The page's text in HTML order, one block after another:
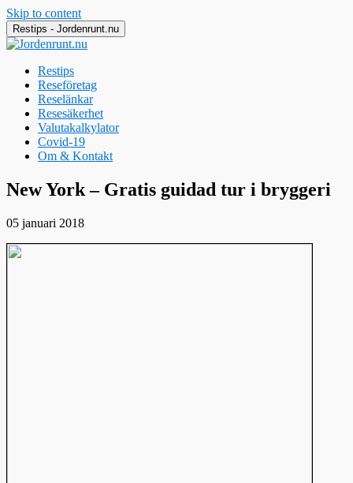
Skip to content
Restips - Jordenrunt.nu
Restips
Reseföretag
Reselänkar
Resesäkerhet
Valutakalkylator
Covid-19
Om & Kontakt
Jordenrunt.nu
Tusen Restips från hela världen
New York – Gratis guidad tur i bryggeri
05 januari 2018